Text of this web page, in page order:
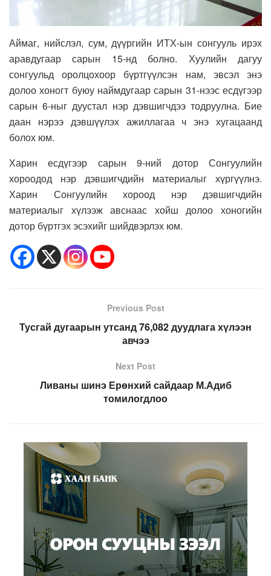
Аймаг, нийслэл, сум, дүүргийн ИТХ-ын сонгууль ирэх
аравдугаар сарын 15-нд болно. Хуулийн дагуу
сонгуульд оролцохоор бүртгүүлсэн нам, эвсэл энэ
долоо хоногт буюу наймдугаар сарын 31-нээс есдүгээр
сарын 6-ныг дуустал нэр дэвшигчдээ тодруулна. Бие
даан нэрээ дэвшүүлэх ажиллагаа ч энэ хугацаанд
болох юм.
Харин есдүгээр сарын 9-ний дотор Сонгуулийн
хороодод нэр дэвшигчдийн материалыг хүргүүлнэ.
Харин Сонгуулийн хороод нэр дэвшигчдийн
материалыг хүлээж авснаас хойш долоо хоногийн
дотор бүртгэх эсэхийг шийдвэрлэх юм.
Previous Post
Тусгай дугаарын утсанд 76,082 дуудлага хүлээн
авчээ
Next Post
Ливаны шинэ Ерөнхий сайдаар М.Адиб
томилогдлоо